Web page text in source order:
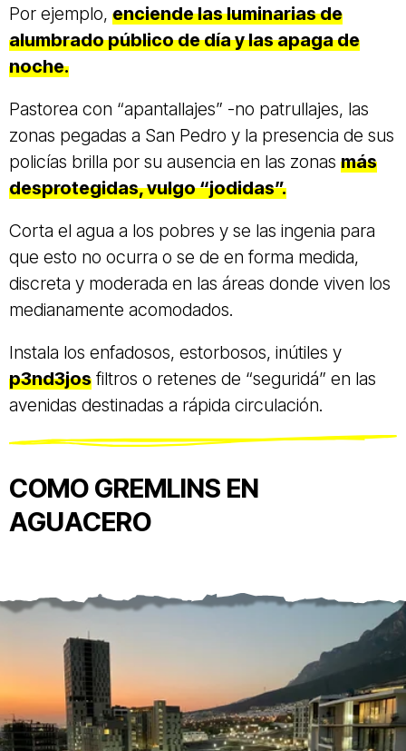
Por ejemplo, enciende las luminarias de
alumbrado público de día y las apaga de
noche.
Pastorea con “apantallajes” -no patrullajes, las
zonas pegadas a San Pedro y la presencia de sus
policías brilla por su ausencia en las zonas más
desprotegidas, vulgo “jodidas”.
Corta el agua a los pobres y se las ingenia para
que esto no ocurra o se de en forma medida,
discreta y moderada en las áreas donde viven los
medianamente acomodados.
Instala los enfadosos, estorbosos, inútiles y
p3nd3jos filtros o retenes de “seguridá” en las
avenidas destinadas a rápida circulación.
COMO GREMLINS EN
AGUACERO